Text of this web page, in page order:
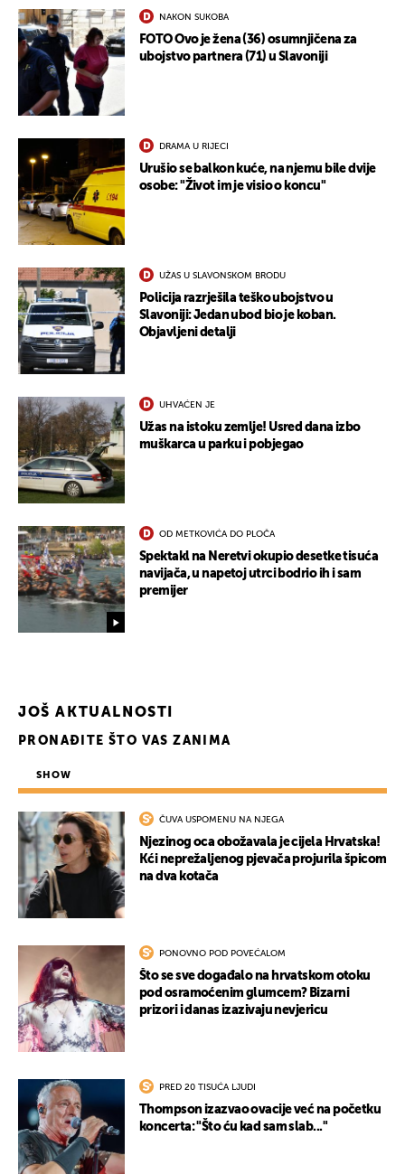
NAKON SUKOBA
FOTO Ovo je žena (36) osumnjičena za
ubojstvo partnera (71) u Slavoniji
DRAMA U RIJECI
Urušio se balkon kuće, na njemu bile dvije
osobe: "Život im je visio o koncu"
UŽAS U SLAVONSKOM BRODU
Policija razrješila teško ubojstvo u
Slavoniji: Jedan ubod bio je koban.
Objavljeni detalji
UHVAĆEN JE
Užas na istoku zemlje! Usred dana izbo
muškarca u parku i pobjegao
OD METKOVIĆA DO PLOČA
Spektakl na Neretvi okupio desetke tisuća
navijača, u napetoj utrci bodrio ih i sam
premijer
JOŠ AKTUALNOSTI
PRONAĐITE ŠTO VAS ZANIMA
SHOW
ČUVA USPOMENU NA NJEGA
Njezinog oca obožavala je cijela Hrvatska!
Kći neprežaljenog pjevača projurila špicom
na dva kotača
PONOVNO POD POVEĆALOM
Što se sve događalo na hrvatskom otoku
pod osramoćenim glumcem? Bizarni
prizori i danas izazivaju nevjericu
PRED 20 TISUĆA LJUDI
Thompson izazvao ovacije već na početku
koncerta: "Što ću kad sam slab..."
UKLJUČITE NOTIFIKACIJE